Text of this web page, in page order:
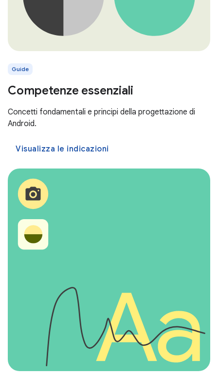
Guide
Competenze essenziali
Concetti fondamentali e principi della progettazione di
Android.
Visualizza le indicazioni